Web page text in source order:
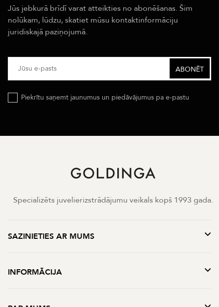
Jūs jebkurā brīdī varat atteikties no abonēšanas. Šim
nolūkam, lūdzu, skatiet mūsu kontaktinformāciju
juridiskajā paziņojumā.
Piekrītu saņemt jaunumus un piedāvājumus pa e-pastu
Specializēts juvelierizstrādājumu veikals kopš 1993 gada.
SAZINIETIES AR MUMS
INFORMĀCIJA